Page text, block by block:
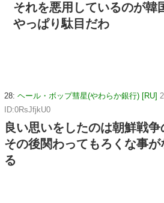
それを悪用しているのが韓
やっぱり駄目だわ
28: ヘール・ボップ彗星(やわらか銀行) [RU]
ID:0RsJfjkU0
良い思いをしたのは朝鮮戦
その後関わってもろくな事
る